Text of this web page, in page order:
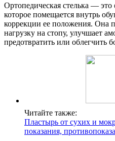
Ортопедическая стелька — это
которое помещается внутрь
коррекции ее положения. Она
нагрузку на стопу, улучшает
предотвратить или облегчить
Читайте также:
Пластырь от сухих и
показания,